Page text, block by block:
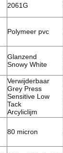
2061G
Polymeer pvc
Glanzend
Snowy White
Verwijderbaar
Grey Press
Sensitive Low
Tack
Arcyliclijm
80 micron